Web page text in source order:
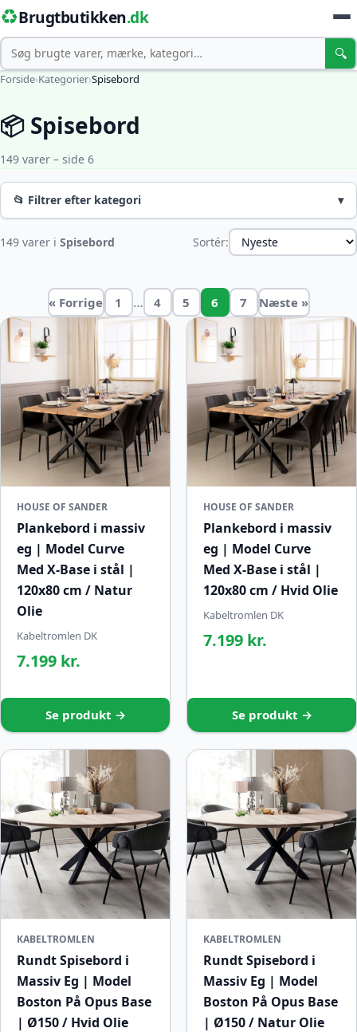
♻️Brugtbutikken.dk
Søg 🔍
Forside›Kategorier›Spisebord
📦 Spisebord
149 varer – side 6
📂 Filtrer efter kategori ▾
149 varer i Spisebord Sortér:
« Forrige 1 … 4 5 6 7 Næste »
HOUSE OF SANDER
Plankebord i massiv
eg | Model Curve
Med X-Base i stål |
120x80 cm / Natur
Olie
Kabeltromlen DK
7.199 kr.
Se produkt →
HOUSE OF SANDER
Plankebord i massiv
eg | Model Curve
Med X-Base i stål |
120x80 cm / Hvid Olie
Kabeltromlen DK
7.199 kr.
Se produkt →
KABELTROMLEN
Rundt Spisebord i
Massiv Eg | Model
Boston På Opus Base
| Ø150 / Hvid Olie
KABELTROMLEN
Rundt Spisebord i
Massiv Eg | Model
Boston På Opus Base
| Ø150 / Natur Olie